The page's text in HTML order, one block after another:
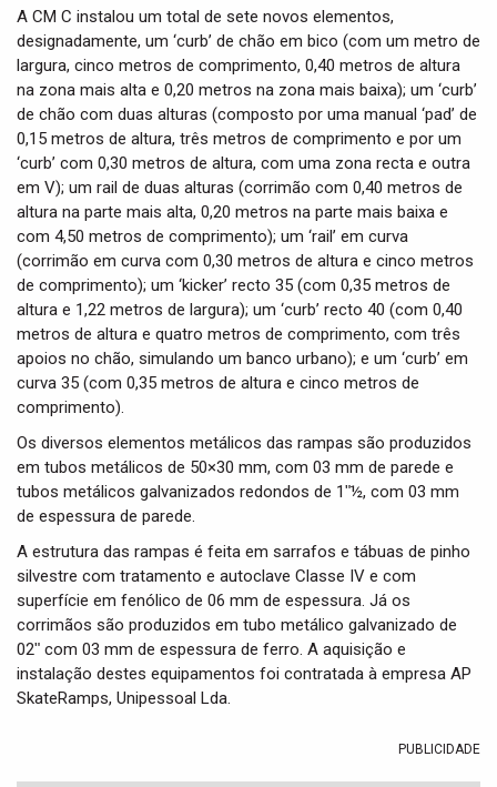
A CM C instalou um total de sete novos elementos,
designadamente, um ‘curb’ de chão em bico (com um metro de
largura, cinco metros de comprimento, 0,40 metros de altura
na zona mais alta e 0,20 metros na zona mais baixa); um ‘curb’
de chão com duas alturas (composto por uma manual ‘pad’ de
0,15 metros de altura, três metros de comprimento e por um
‘curb’ com 0,30 metros de altura, com uma zona recta e outra
em V); um rail de duas alturas (corrimão com 0,40 metros de
altura na parte mais alta, 0,20 metros na parte mais baixa e
com 4,50 metros de comprimento); um ‘rail’ em curva
(corrimão em curva com 0,30 metros de altura e cinco metros
de comprimento); um ‘kicker’ recto 35 (com 0,35 metros de
altura e 1,22 metros de largura); um ‘curb’ recto 40 (com 0,40
metros de altura e quatro metros de comprimento, com três
apoios no chão, simulando um banco urbano); e um ‘curb’ em
curva 35 (com 0,35 metros de altura e cinco metros de
comprimento).
Os diversos elementos metálicos das rampas são produzidos
em tubos metálicos de 50×30 mm, com 03 mm de parede e
tubos metálicos galvanizados redondos de 1ʺ½, com 03 mm
de espessura de parede.
A estrutura das rampas é feita em sarrafos e tábuas de pinho
silvestre com tratamento e autoclave Classe IV e com
superfície em fenólico de 06 mm de espessura. Já os
corrimãos são produzidos em tubo metálico galvanizado de
02ʺ com 03 mm de espessura de ferro. A aquisição e
instalação destes equipamentos foi contratada à empresa AP
SkateRamps, Unipessoal Lda.
PUBLICIDADE